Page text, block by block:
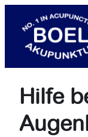
Inhalt
springen
Hilfe